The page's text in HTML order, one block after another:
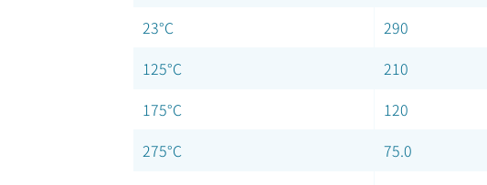
23°C
290
125°C
210
175°C
120
275°C
75.0